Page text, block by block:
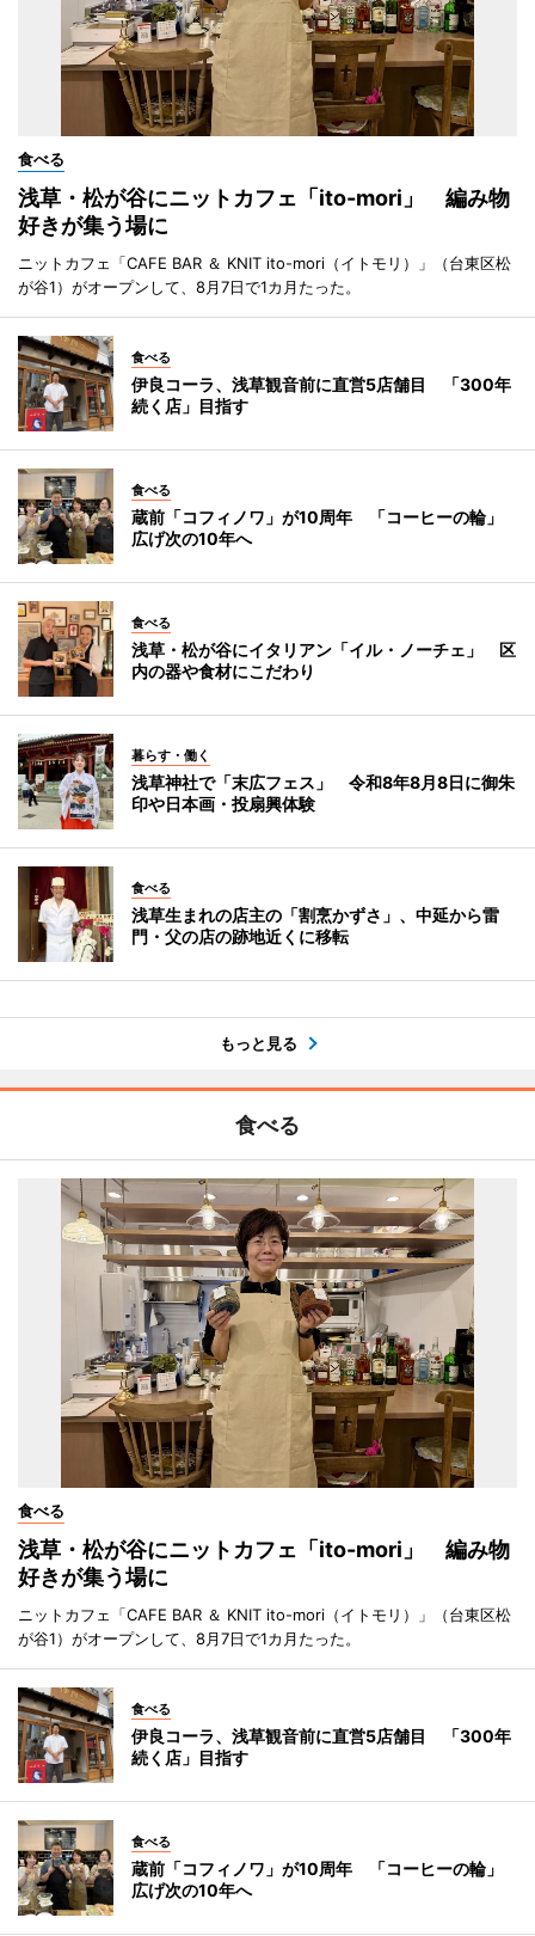
食べる
浅草・松が谷にニットカフェ「ito-mori」 編み物
好きが集う場に
ニットカフェ「CAFE BAR ＆ KNIT ito-mori（イトモリ）」（台東区松
が谷1）がオープンして、8月7日で1カ月たった。
食べる
伊良コーラ、浅草観音前に直営5店舗目 「300年
続く店」目指す
食べる
蔵前「コフィノワ」が10周年 「コーヒーの輪」
広げ次の10年へ
食べる
浅草・松が谷にイタリアン「イル・ノーチェ」 区
内の器や食材にこだわり
暮らす・働く
浅草神社で「末広フェス」 令和8年8月8日に御朱
印や日本画・投扇興体験
食べる
浅草生まれの店主の「割烹かずさ」、中延から雷
門・父の店の跡地近くに移転
もっと見る
食べる
食べる
浅草・松が谷にニットカフェ「ito-mori」 編み物
好きが集う場に
ニットカフェ「CAFE BAR ＆ KNIT ito-mori（イトモリ）」（台東区松
が谷1）がオープンして、8月7日で1カ月たった。
食べる
伊良コーラ、浅草観音前に直営5店舗目 「300年
続く店」目指す
食べる
蔵前「コフィノワ」が10周年 「コーヒーの輪」
広げ次の10年へ